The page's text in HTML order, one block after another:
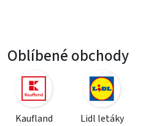
Oblíbené obchody
Kaufland
Lidl letáky